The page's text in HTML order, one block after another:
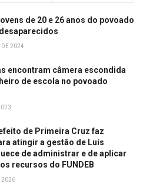
de 20 e 26 anos do povoado
DE 2024
encontram câmera escondida
de escola no povoado
de Primeira Cruz faz
atingir a gestão de Luís
de administrar e de aplicar
recursos do FUNDEB
2026